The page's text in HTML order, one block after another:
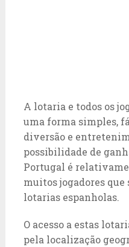
A lotaria e todos os
uma forma simples,
diversão e
possibilidade de
Portugal é
muitos jogadores
lotarias espanholas.
O acesso a estas
pela localização